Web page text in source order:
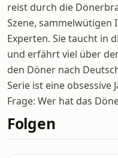
reist durch die
Szene,
Experten. Sie taucht in
und erfährt viel über
den Döner nach
Serie ist eine obsessive
Frage: Wer hat das
Folgen